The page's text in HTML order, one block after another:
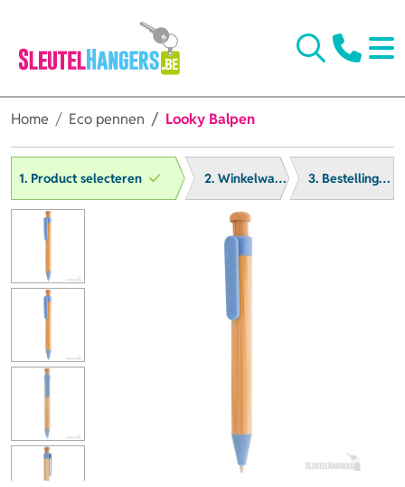
Home Eco pennen Looky Balpen
1. Product selecteren 2. Winkelwagen 3. Bestelling afronden